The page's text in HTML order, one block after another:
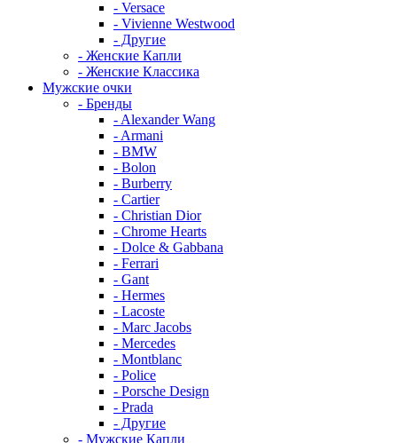
- Versace
- Vivienne Westwood
- Другие
- Женские Капли
- Женские Классика
Мужские очки
- Бренды
- Alexander Wang
- Armani
- BMW
- Bolon
- Burberry
- Cartier
- Christian Dior
- Chrome Hearts
- Dolce & Gabbana
- Ferrari
- Gant
- Hermes
- Lacoste
- Marc Jacobs
- Mercedes
- Montblanc
- Police
- Porsche Design
- Prada
- Другие
- Мужские Капли